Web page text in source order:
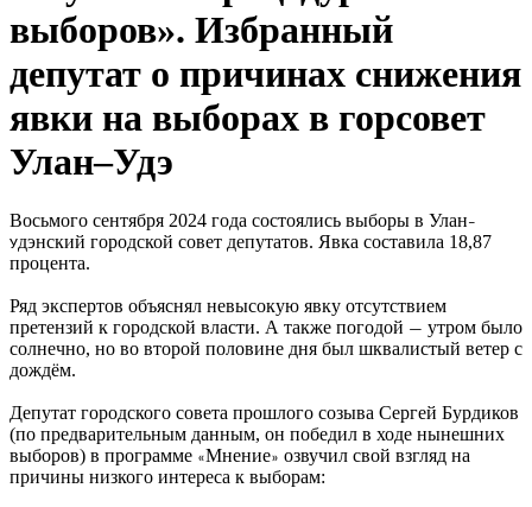
выборов». Избранный
депутат о причинах снижения
явки на выборах в горсовет
Улан–Удэ
Восьмого сентября 2024 года состоялись выборы в Улан–
Удэнский городской совет депутатов. Явка составила 18,87
процента.
Ряд экспертов объяснял невысокую явку отсутствием
претензий к городской власти. А также погодой — утром было
солнечно, но во второй половине дня был шквалистый ветер с
дождём.
Депутат городского совета прошлого созыва Сергей Бурдиков
(по предварительным данным, он победил в ходе нынешних
выборов) в программе «Мнение» озвучил свой взгляд на
причины низкого интереса к выборам: